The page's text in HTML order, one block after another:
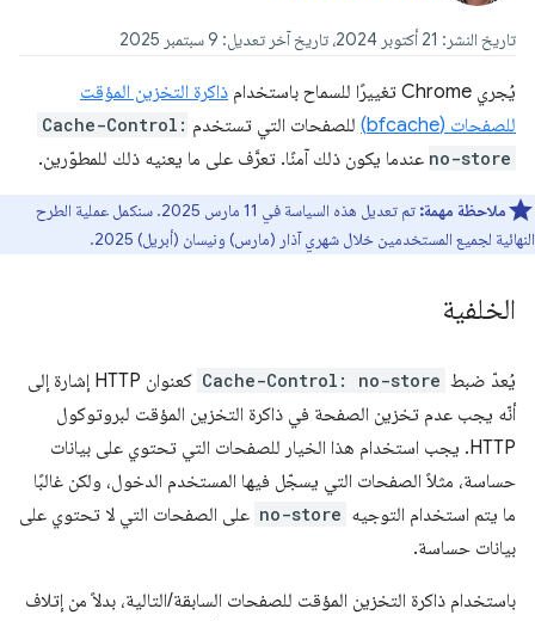
تاريخ النشر: 21 أكتوبر 2024، تاريخ آخر تعديل: 9 سبتمبر 2025
يُجري Chrome تغييرًا للسماح باستخدام
ذاكرة التخزين المؤقت
للصفحات (bfcache)
للصفحات التي تستخدم Cache-Control:
no-store عندما يكون ذلك آمنًا. تعرَّف على ما يعنيه ذلك للمطوّرين.
ملاحظة مهمة:
تم تعديل هذه السياسة في 11 مارس 2025. سنكمل عملية الطرح
النهائية لجميع المستخدمين خلال شهري آذار (مارس) ونيسان (أبريل) 2025.
الخلفية
يُعدّ ضبط Cache-Control: no-store
كعنوان HTTP إشارة إلى
أنّه يجب عدم تخزين الصفحة في ذاكرة التخزين المؤقت لبروتوكول
HTTP. يجب استخدام هذا الخيار للصفحات التي تحتوي على بيانات
حساسة، مثلاً الصفحات التي يسجّل فيها المستخدم الدخول، ولكن غالبًا
ما يتم استخدام التوجيه no-store على الصفحات التي لا تحتوي على
بيانات حساسة.
باستخدام ذاكرة التخزين المؤقت للصفحات السابقة/التالية، بدلاً من إتلاف